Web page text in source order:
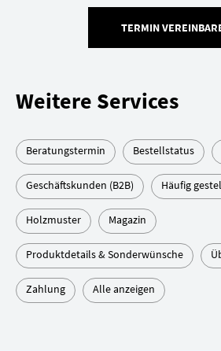
TERMIN
Weitere Services
Beratungstermin Bestellstatus
Geschäftskunden (B2B) Häufig
Holzmuster Magazin
Produktdetails & Sonderwünsche
Zahlung Alle anzeigen